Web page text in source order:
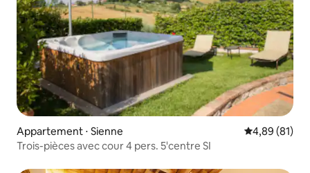
Appartement ⋅ Sienne Évaluation
4,89 (81)
Trois-pièces avec cour 4 pers. 5'centre SI